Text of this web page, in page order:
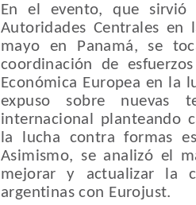
En el evento, que
Autoridades Centrales
mayo en Panamá, se
coordinación de
Económica Europea en la
expuso sobre nuevas
internacional planteando
la lucha contra formas
Asimismo, se analizó el
mejorar y actualizar la
argentinas con Eurojust.